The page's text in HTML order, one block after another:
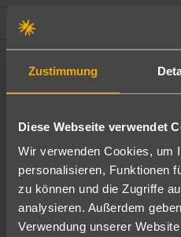
Zustimmung
Diese Webseite verwendet
Wir verwenden Cookies, um
personalisieren, Funktionen
zu können und die Zugriffe
analysieren. Außerdem
Verwendung unserer
Bewertungen
Ändere die Kriterien nach
Pauschal